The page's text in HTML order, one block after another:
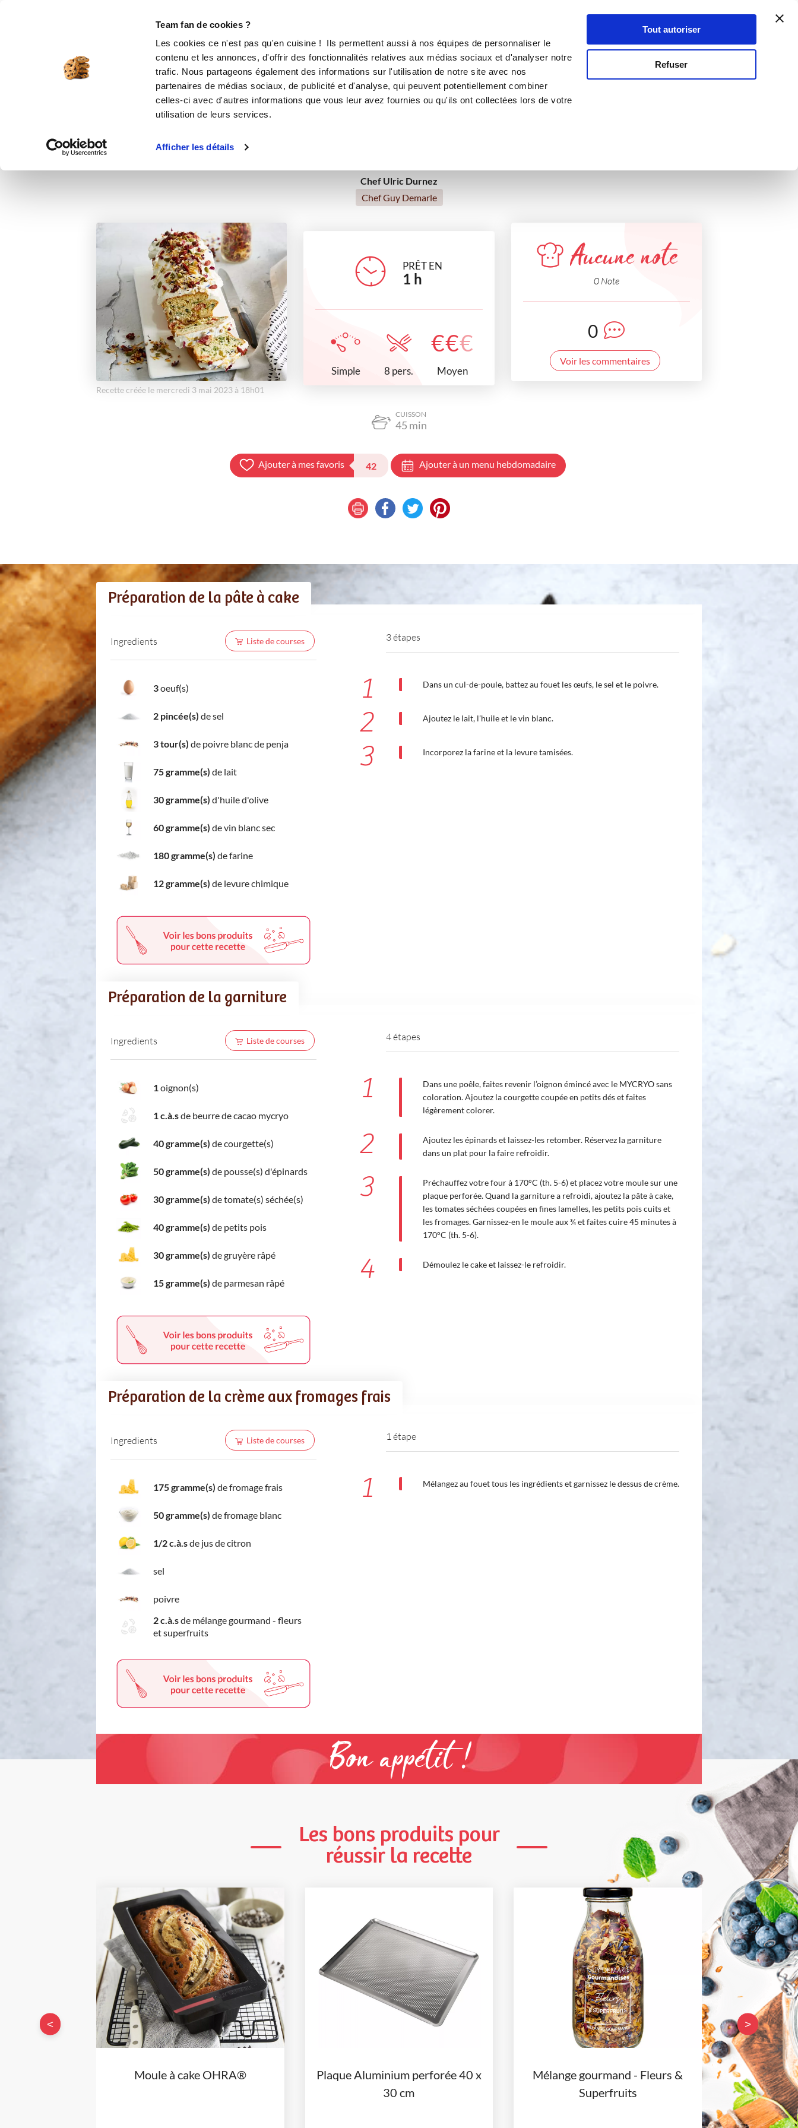
Team fan de cookies ?
Les cookies ce n'est pas qu'en cuisine ! Ils permettent aussi à nos équipes de personnaliser le
contenu et les annonces, d'offrir des fonctionnalités relatives aux médias sociaux et d'analyser notre
trafic. Nous partageons également des informations sur l'utilisation de notre site avec nos
partenaires de médias sociaux, de publicité et d'analyse, qui peuvent potentiellement combiner
celles-ci avec d'autres informations que vous leur avez fournies ou qu'ils ont collectées lors de votre
utilisation de leurs services.
Afficher les détails
Tout autoriser
Refuser
Se connecter
Cake aux légumes
RECETTE VALIDÉE
apéritifs
Chef Ulric Durnez
Chef Guy Demarle
Recette créée le mercredi 3 mai 2023 à 18h01
PRÊT EN
1 h
Simple 8 pers.
€€€
Moyen
Aucune note
0 Note
0
Voir les commentaires
CUISSON
45 min
Ajouter à mes favoris 42 Ajouter à un menu hebdomadaire
Préparation de la pâte à cake
Ingredients Liste de courses
3oeuf(s)
2 pincée(s) de sel
3 tour(s) de poivre blanc de penja
75 gramme(s) de lait
30 gramme(s) d'huile d'olive
60 gramme(s) de vin blanc sec
180 gramme(s) de farine
12 gramme(s) de levure chimique
3 étapes
1 Dans un cul-de-poule, battez au fouet les œufs, le sel et le poivre.
2 Ajoutez le lait, l’huile et le vin blanc.
3 Incorporez la farine et la levure tamisées.
Préparation de la garniture
Ingredients Liste de courses
1 oignon(s)
1 c.à.sde beurre de cacao mycryo
40 gramme(s) de courgette(s)
50 gramme(s) de pousse(s) d'épinards
30 gramme(s) de tomate(s) séchée(s)
40 gramme(s) de petits pois
30 gramme(s) de gruyère râpé
15 gramme(s) de parmesan râpé
4 étapes
1
Dans une poêle, faites revenir l’oignon émincé avec le MYCRYO sans
coloration. Ajoutez la courgette coupée en petits dés et faites
légèrement colorer.
2
Ajoutez les épinards et laissez-les retomber. Réservez la garniture
dans un plat pour la faire refroidir.
3
Préchauffez votre four à 170°C (th. 5-6) et placez votre moule sur une
plaque perforée. Quand la garniture a refroidi, ajoutez la pâte à cake,
les tomates séchées coupées en fines lamelles, les petits pois cuits et
les fromages. Garnissez-en le moule aux ¾ et faites cuire 45 minutes à
170°C (th. 5-6).
4 Démoulez le cake et laissez-le refroidir.
Préparation de la crème aux fromages frais
Ingredients Liste de courses
175 gramme(s) de fromage frais
50 gramme(s) de fromage blanc
1/2 c.à.sde jus de citron
sel
poivre
2 c.à.sde mélange gourmand - fleurs
et superfruits
1 étape
1 Mélangez au fouet tous les ingrédients et garnissez le dessus de crème.
Bon appétit !
Les bons produits pour
réussir la recette
Moule à cake OHRA®
Plaque Aluminium perforée 40 x
30 cm
Mélange gourmand - Fleurs &
Superfruits
Huile
< >